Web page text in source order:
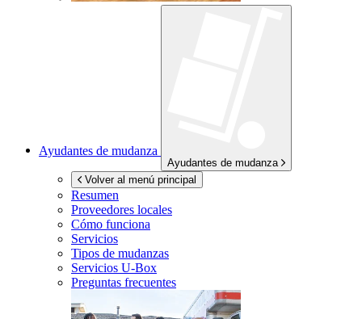
Ayudantes de mudanza
Ayudantes de mudanza
Volver al menú principal
Resumen
Proveedores locales
Cómo funciona
Servicios
Tipos de mudanzas
Servicios U-Box
Preguntas frecuentes